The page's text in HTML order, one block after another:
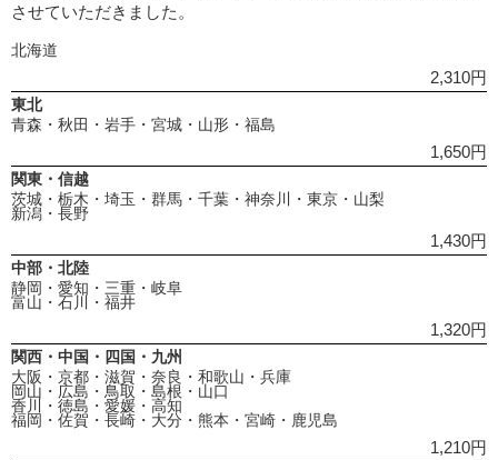
させていただきました。
北海道
2,310円
東北
青森・秋田・岩手・宮城・山形・福島
1,650円
関東・信越
茨城・栃木・埼玉・群馬・千葉・神奈川・東京・山梨
新潟・長野
1,430円
中部・北陸
静岡・愛知・三重・岐阜
富山・石川・福井
1,320円
関西・中国・四国・九州
大阪・京都・滋賀・奈良・和歌山・兵庫
岡山・広島・鳥取・島根・山口
香川・徳島・愛媛・高知
福岡・佐賀・長崎・大分・熊本・宮崎・鹿児島
1,210円